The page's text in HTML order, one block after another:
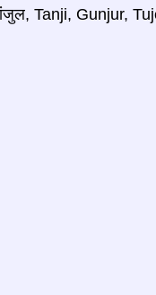
Tanji, Gunjur,